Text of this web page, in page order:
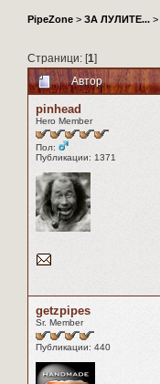
PipeZone > ЗА ЛУЛИТЕ... >
Страници: [1]
Автор
pinhead
Hero Member
Пол:
Публикации: 1371
getzpipes
Sr. Member
Публикации: 440